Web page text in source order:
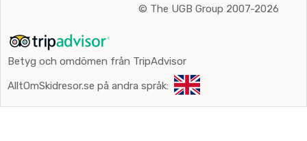
© The UGB Group 2007-2026
Betyg och omdömen från TripAdvisor
AlltOmSkidresor.se på andra språk: